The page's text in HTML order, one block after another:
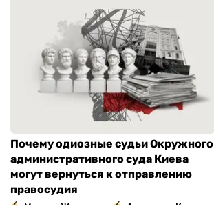
Почему одиозные судьи Окружного
административного суда Киева
могут вернуться к отправлению
правосудия
Михаил Жернаков Анастасия Кокалко